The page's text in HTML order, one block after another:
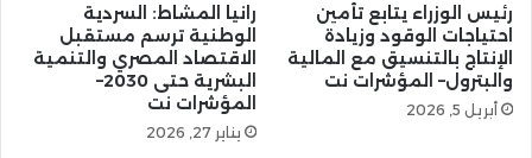
رئيس الوزراء يتابع تأمين
احتياجات الوقود وزيادة
الإنتاج بالتنسيق مع المالية
والبترول– المؤشرات نت
أبريل 5, 2026
رانيا المشاط: السردية
الوطنية ترسم مستقبل
الاقتصاد المصري والتنمية
البشرية حتى 2030–
المؤشرات نت
يناير 27, 2026